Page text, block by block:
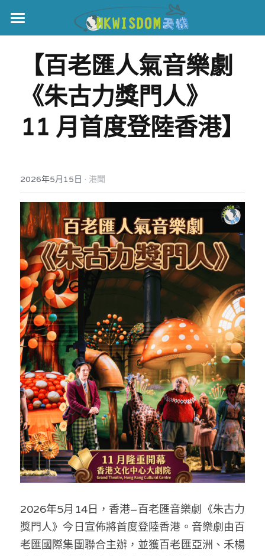
主頁
世界盃
伊美戰爭
黎智英案
美西媒體謊言實錄
宏福‧革新
宏福苑聽證會
宏福火災正視聽
記錄．宏福苑火災
港聞
中國
國際
娛樂
反華推手你要知
反華推手懶人包
民主派騙案十式
反華推手起底
美西霸凌內幕
美西極權主義
真相直擊
極端暴恐實錄
KOL 專欄
林淑芳專欄
屈穎妍專欄
朱庭萱專欄
莫綺琪專欄
黃萬成專欄
招國偉專欄
高松傑專欄
林伯強專欄
絕密法庭檔案
醫院口岸爆炸案
屠龍小隊案
黎智英案審訊
支聯會案
35+顛覆案
生活
吃喝玩指南
休閒好介紹
親子
花生仔漫畫週記
關於我們
人才招聘
投稿熱線
商戶合作
支持讚助
條款及細則
搜索
繁體中文
繁體中文
English
【百老匯人氣音樂劇
《朱古力獎門人》
11 月首度登陸香港】
2026年5月15日 · 港聞
2026年5月14日，香港–百老匯音樂劇《朱古力
獎門人》今日宣佈將首度登陸香港。音樂劇由百
老匯國際集團聯合主辦，並獲百老匯亞洲、禾楊